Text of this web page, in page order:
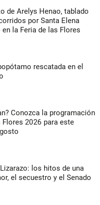
de Arelys Henao, tablado
por Santa Elena
la Feria de las Flores
rescatada en el
Conozca la programación
Flores 2026 para este
los hitos de una
el secuestro y el Senado